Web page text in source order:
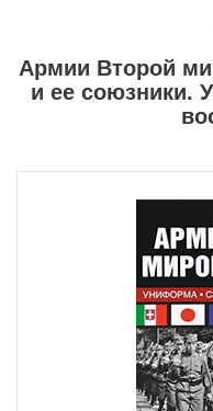
Армии Второй
и ее союзники.